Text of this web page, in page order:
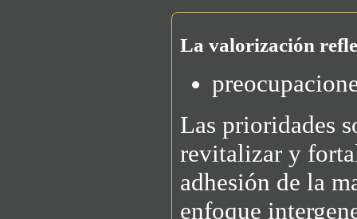
La valorización
Las prioridades
revitalizar y
adhesión de la
enfoque